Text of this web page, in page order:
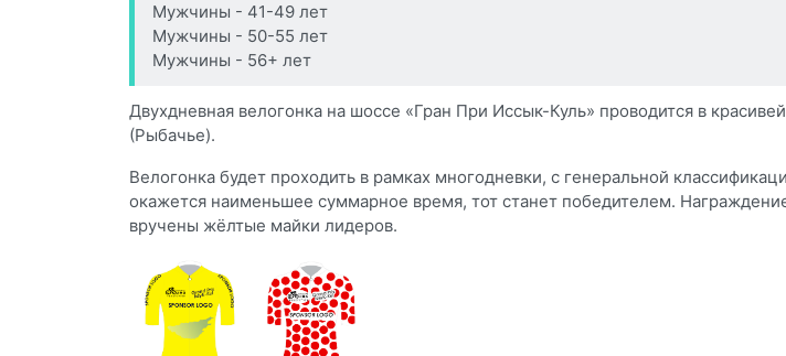
Мужчины - 41-49 лет
Мужчины - 50-55 лет
Мужчины - 56+ лет
Двухдневная велогонка на шоссе «Гран При Иссык-Куль» проводится в
(Рыбачье).
Велогонка будет проходить в рамках многодневки, с генеральной
окажется наименьшее суммарное время, тот станет победителем.
вручены жёлтые майки лидеров.